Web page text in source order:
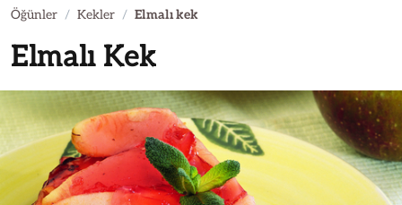
Öğünler Kekler Elmalı kek
Elmalı Kek